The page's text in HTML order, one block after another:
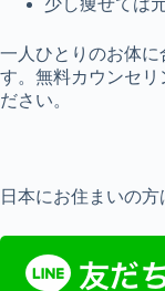
一人ひとりのお体に
す。無料カウンセリ
ださい。
日本にお住まいの